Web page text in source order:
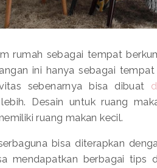
rumah sebagai tempat
ini hanya sebagai
sebenarnya bisa dibuat
Desain untuk ruang
ruang makan kecil.
bisa diterapkan
mendapatkan berbagai tips